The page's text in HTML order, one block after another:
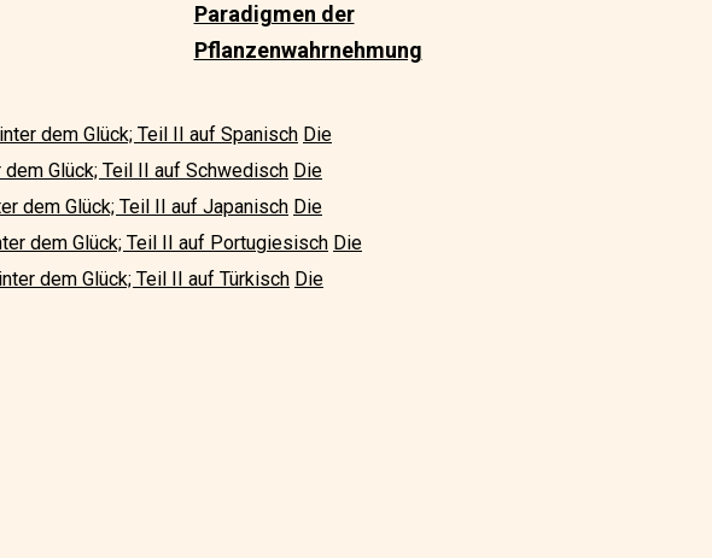
Paradigmen der
Pflanzenwahrnehmung
dem Glück; Teil II auf Spanisch Die
Glück; Teil II auf Schwedisch Die
dem Glück; Teil II auf Japanisch Die
dem Glück; Teil II auf Portugiesisch Die
dem Glück; Teil II auf Türkisch Die